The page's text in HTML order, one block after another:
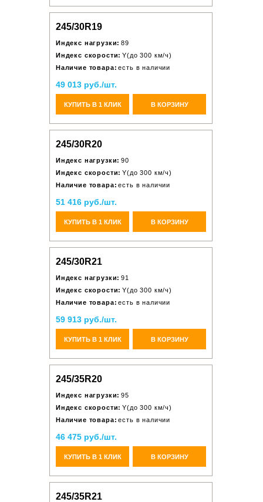
245/30R19
Индекс нагрузки: 89
Индекс скорости: Y(до 300 км/ч)
Наличие товара: есть в наличии
49 013 руб./шт.
КУПИТЬ В 1 КЛИК В КОРЗИНУ
245/30R20
Индекс нагрузки: 90
Индекс скорости: Y(до 300 км/ч)
Наличие товара: есть в наличии
51 416 руб./шт.
КУПИТЬ В 1 КЛИК В КОРЗИНУ
245/30R21
Индекс нагрузки: 91
Индекс скорости: Y(до 300 км/ч)
Наличие товара: есть в наличии
59 913 руб./шт.
КУПИТЬ В 1 КЛИК В КОРЗИНУ
245/35R20
Индекс нагрузки: 95
Индекс скорости: Y(до 300 км/ч)
Наличие товара: есть в наличии
46 475 руб./шт.
КУПИТЬ В 1 КЛИК В КОРЗИНУ
245/35R21